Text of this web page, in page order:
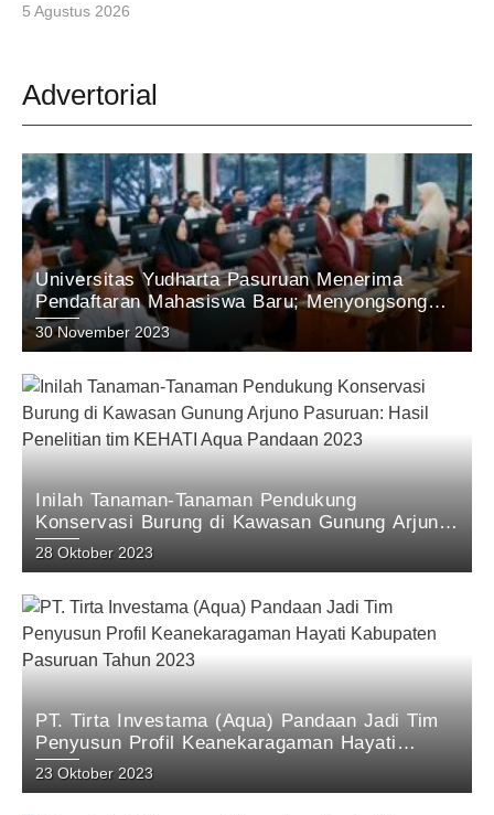
5 Agustus 2026
Advertorial
Universitas Yudharta Pasuruan Menerima
Pendaftaran Mahasiswa Baru; Menyongsong
Masa Depan Unggul dengan Inovasi dan
Prestasi.
30 November 2023
Inilah Tanaman-Tanaman Pendukung
Konservasi Burung di Kawasan Gunung Arjuno
Pasuruan: Hasil Penelitian tim KEHATI Aqua
Pandaan 2023
28 Oktober 2023
PT. Tirta Investama (Aqua) Pandaan Jadi Tim
Penyusun Profil Keanekaragaman Hayati
Kabupaten Pasuruan Tahun 2023
23 Oktober 2023